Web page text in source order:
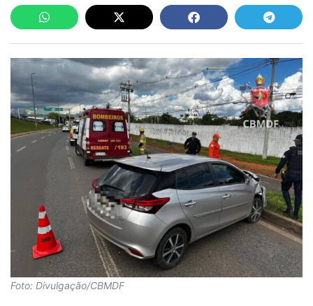
Foto: Divulgação/CBMDF